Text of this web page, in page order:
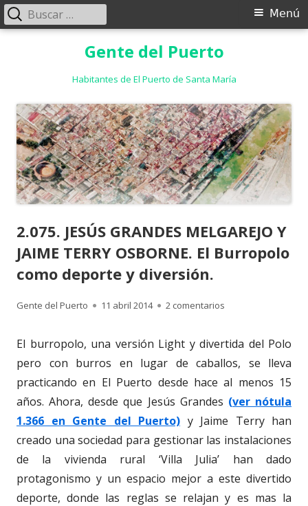
Gente del Puerto
Habitantes de El Puerto de Santa María
Menú
Menú
Buscar:
2.075. JESÚS GRANDES MELGAREJO Y
JAIME TERRY OSBORNE. El Burropolo
como deporte y diversión.
Autor
Gente del Puerto
Publicado
11 abril 2014 2 comentarios
El burropolo, una versión Light y divertida del Polo
pero con burros en lugar de caballos, se lleva
practicando en El Puerto desde hace al menos 15
años. Ahora, desde que Jesús Grandes (ver nótula
1.366 en Gente del Puerto) y Jaime Terry han
creado una sociedad para gestionar las instalaciones
de la vivienda rural ‘Villa Julia’ han dado
protagonismo y un espacio mejor a este divertido
deporte, donde las reglas se relajan y es mas la